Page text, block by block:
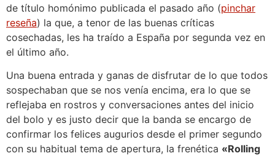
de título homónimo publicada el pasado año (pinchar
reseña) la que, a tenor de las buenas críticas
cosechadas, les ha traído a España por segunda vez en
el último año.
Una buena entrada y ganas de disfrutar de lo que todos
sospechaban que se nos venía encima, era lo que se
reflejaba en rostros y conversaciones antes del inicio
del bolo y es justo decir que la banda se encargo de
confirmar los felices augurios desde el primer segundo
con su habitual tema de apertura, la frenética «Rolling